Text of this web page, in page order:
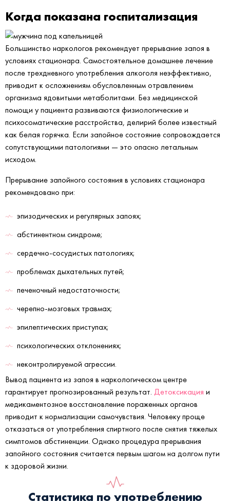
Когда показана госпитализация
Большинство наркологов рекомендует прерывание запоя в
условиях стационара. Самостоятельное домашнее лечение
после трехдневного употребления алкоголя неэффективно,
приводит к осложнениям обусловленным отравлением
организма ядовитыми метаболитами. Без медицинской
помощи у пациента развиваются физиологические и
психосоматические расстройства, делирий более известный
как белая горячка. Если запойное состояние сопровождается
сопутствующими патологиями — это опасно летальным
исходом.
Прерывание запойного состояния в условиях стационара
рекомендовано при:
эпизодических и регулярных запоях;
абстинентном синдроме;
сердечно-сосудистых патологиях;
проблемах дыхательных путей;
печеночный недостаточности;
черепно-мозговых травмах;
эпилептических приступах;
психологических отклонениях;
неконтролируемой агрессии.
Вывод пациента из запоя в наркологическом центре
гарантирует прогнозированный результат. Детоксикация и
медикаментозное восстановление пораженных органов
приводит к нормализации самочувствия. Человеку проще
отказаться от употребления спиртного после снятия тяжелых
симптомов абстиненции. Однако процедура прерывания
запойного состояния считается первым шагом на долгом пути
к здоровой жизни.
Статистика по употреблению